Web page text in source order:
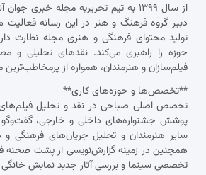
از سال ۱۳۹۹ به تیم تحریریه مجله خبری
دبیر گروه فرهنگ و هنر در این رسانه
تولید محتوای فرهنگی و هنری مجله نظارت
حوزه را راهبری می‌کند. نقدهای تحلیلی و
فیلم‌سازان و هنرمندان، همواره از
**تخصص‌ها و حوزه‌های کاری**
تخصص اصلی صباحی در نقد و تحلیل فیلم‌های
پوشش جشنواره‌های داخلی و خارجی، گفت‌وگو با
سایر هنرمندان و تحلیل جریان‌های
همچنین در زمینه گزارش‌نویسی از پشت صحنه
تخصصی سینما و بررسی آثار جدید نمایش خانگی